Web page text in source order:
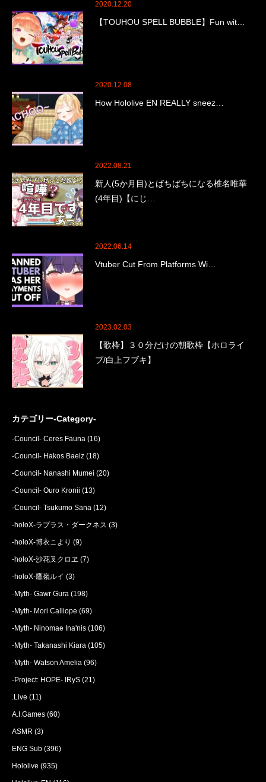
2020.12.20
【TOUHOU SPELL BUBBLE】Fun wit…
2020.12.08
How Hololive EN REALLY sneez…
2022.08.21
新人(5か月目)とばちばちになる椎名唯華
(4年目)【にじ…
2022.06.14
Vtuber Cut From Platforms Wi…
2023.02.03
【歌枠】３０分だけの朝歌枠【ホロライ
ブ/白上フブキ】
カテゴリー-Category-
-Council- Ceres Fauna (16)
-Council- Hakos Baelz (18)
-Council- Nanashi Mumei (20)
-Council- Ouro Kronii (13)
-Council- Tsukumo Sana (12)
-holoX-ラプラス・ダークネス (3)
-holoX-博衣こより (9)
-holoX-沙花叉クロヱ (7)
-holoX-鷹嶺ルイ (3)
-Myth- Gawr Gura (198)
-Myth- Mori Calliope (69)
-Myth- Ninomae Ina'nis (106)
-Myth- Takanashi Kiara (105)
-Myth- Watson Amelia (96)
-Project: HOPE- IRyS (21)
.Live (11)
A.I.Games (60)
ASMR (3)
ENG Sub (396)
Hololive (935)